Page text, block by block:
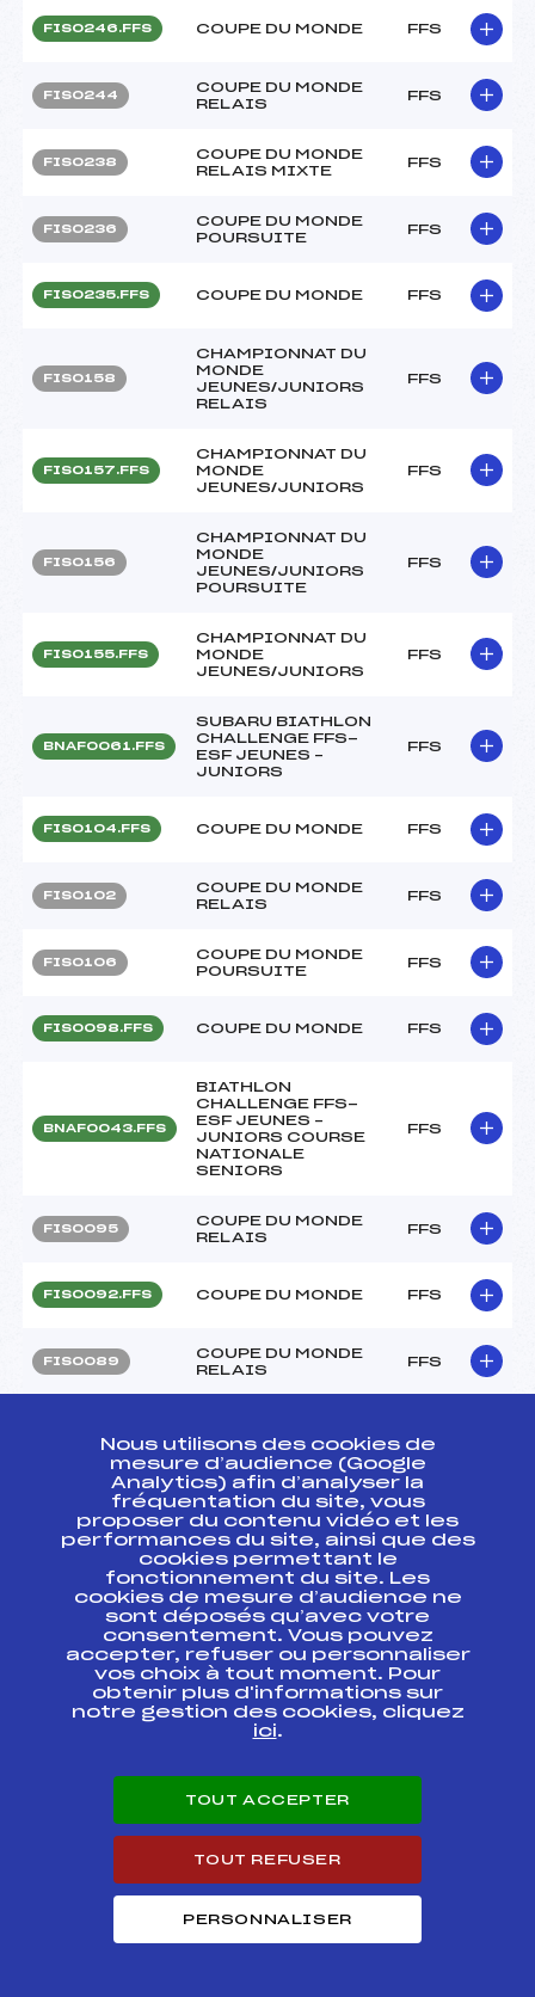
FIS0246.FFS COUPE DU MONDE FFS
FIS0244
COUPE DU MONDE
RELAIS
FFS
FIS0238
COUPE DU MONDE
RELAIS MIXTE
FFS
FIS0236
COUPE DU MONDE
POURSUITE
FFS
FIS0235.FFS COUPE DU MONDE FFS
FIS0158
CHAMPIONNAT DU
MONDE
JEUNES/JUNIORS
RELAIS
FFS
FIS0157.FFS
CHAMPIONNAT DU
MONDE
JEUNES/JUNIORS
FFS
FIS0156
CHAMPIONNAT DU
MONDE
JEUNES/JUNIORS
POURSUITE
FFS
FIS0155.FFS
CHAMPIONNAT DU
MONDE
JEUNES/JUNIORS
FFS
BNAF0061.FFS
SUBARU BIATHLON
CHALLENGE FFS-
ESF JEUNES –
JUNIORS
FFS
FIS0104.FFS COUPE DU MONDE FFS
FIS0102
COUPE DU MONDE
RELAIS
FFS
FIS0106
COUPE DU MONDE
POURSUITE
FFS
FIS0098.FFS COUPE DU MONDE FFS
BNAF0043.FFS
BIATHLON
CHALLENGE FFS-
ESF JEUNES –
JUNIORS COURSE
NATIONALE
SENIORS
FFS
FIS0095
COUPE DU MONDE
RELAIS
FFS
FIS0092.FFS COUPE DU MONDE FFS
FIS0089
COUPE DU MONDE
RELAIS
FFS
POURSUITE
FIS0085.FFS COUPE DU MONDE
COUPE DU MONDE
POURSUITE
COUPE DU MONDE FFS
FIS0079.FFS COUPE DU MONDE FFS
FIS0115.FFS COUPE D'EUROPE FFS
Résultats Nordique 2007
Nous utilisons des cookies de
mesure d’audience (Google
Analytics) afin d’analyser la
fréquentation du site, vous
proposer du contenu vidéo et les
performances du site, ainsi que des
cookies permettant le
fonctionnement du site. Les
cookies de mesure d’audience ne
sont déposés qu’avec votre
consentement. Vous pouvez
accepter, refuser ou personnaliser
vos choix à tout moment. Pour
obtenir plus d'informations sur
notre gestion des cookies, cliquez
ici.
TOUT ACCEPTER
TOUT REFUSER
PERSONNALISER